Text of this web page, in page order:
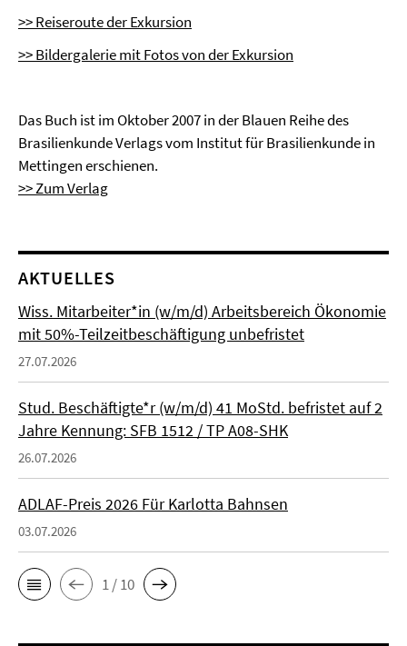
>> Reiseroute der Exkursion
>> Bildergalerie mit Fotos von der Exkursion
Das Buch ist im Oktober 2007 in der Blauen Reihe des
Brasilienkunde Verlags vom Institut für Brasilienkunde in
Mettingen erschienen.
>> Zum Verlag
AKTUELLES
Wiss. Mitarbeiter*in (w/m/d) Arbeitsbereich Ökonomie
mit 50%-Teilzeitbeschäftigung unbefristet
27.07.2026
Stud. Beschäftigte*r (w/m/d) 41 MoStd. befristet auf 2
Jahre Kennung: SFB 1512 / TP A08-SHK
26.07.2026
ADLAF-Preis 2026 Für Karlotta Bahnsen
03.07.2026
1 / 10